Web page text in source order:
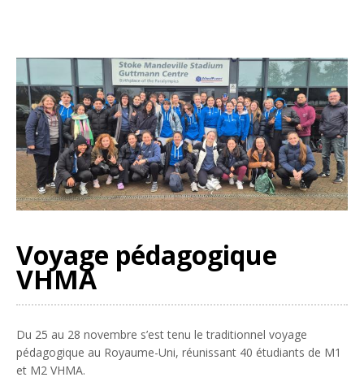
Voyage pédagogique
VHMA
Du 25 au 28 novembre s’est tenu le traditionnel voyage
pédagogique au Royaume-Uni, réunissant 40 étudiants de M1
et M2 VHMA.